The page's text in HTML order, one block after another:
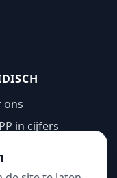
ons
in cijfers